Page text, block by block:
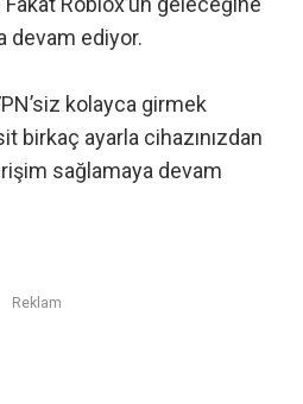
devam ediyor.
kolayca girmek
birkaç ayarla cihazınızdan
sağlamaya devam
Reklam